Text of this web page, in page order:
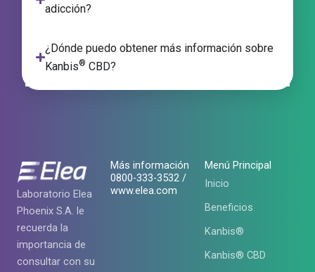
adicción?
¿Dónde puedo obtener más información sobre
Kanbis® CBD?
Laboratorio Elea
Phoenix S.A. le
recuerda la
importancia de
consultar con su
Más información
0800-333-3532 /
www.elea.com
Menú Principal
Inicio
Beneficios
Kanbis®
Kanbis® CBD